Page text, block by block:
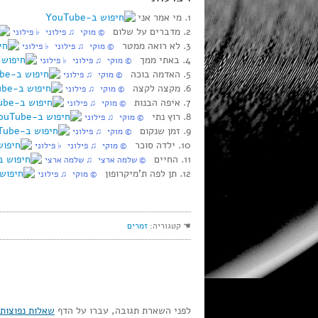
1. מי אמר אני
2. מדברים על שלום
‏ © מוקי‏ ♫ פילוני‏ ♭ פילוני
3. לא רואה ממטר ‏ © מוקי‏ ♫ פילוני‏ ♭ פילוני
4. באתי ממך ‏ © מוקי‏ ♫ פילוני‏ ♭ פילוני
5. האדמה בוכה ‏ © מוקי‏ ♫ פילוני
6. מקצה לקצה ‏ © מוקי‏ ♫ פילוני
7. איפה הבנות ‏ © מוקי‏ ♫ פילוני
8. רוץ נתי ‏ © מוקי‏ ♫ פילוני
9. זמן שנקום ‏ © מוקי‏ ♫ פילוני
10. ילדה סוכר ‏ © מוקי‏ ♫ פילוני‏ ♭ פילוני
11. החיים ‏ © שלמה ארצי‏ ♫ שלמה ארצי
12. תן לפה ת’מיקרופון ‏ © מוקי‏ ♫ פילוני
☚ קטגוריה: זמרים
לפני השארת תגובה, עברו על הדף שאלות נפוצות